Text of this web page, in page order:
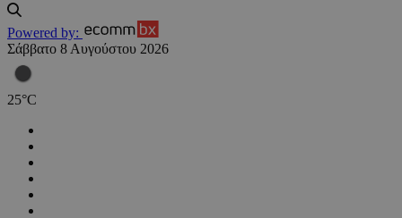
Powered by:
Σάββατο 8 Αυγούστου 2026
25°C